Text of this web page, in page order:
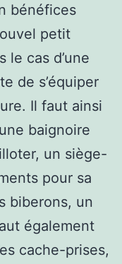
bénéfices
petit
le cas d’une
de s’équiper
Il faut ainsi
baignoire
un siège-
pour sa
biberons, un
également
cache-prises,